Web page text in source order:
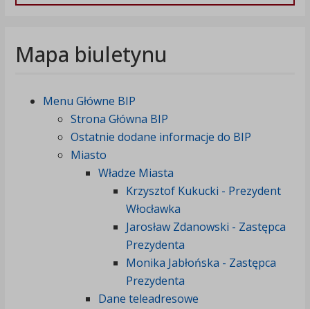
Mapa biuletynu
Menu Główne BIP
Strona Główna BIP
Ostatnie dodane informacje do BIP
Miasto
Władze Miasta
Krzysztof Kukucki - Prezydent
Włocławka
Jarosław Zdanowski - Zastępca
Prezydenta
Monika Jabłońska - Zastępca
Prezydenta
Dane teleadresowe